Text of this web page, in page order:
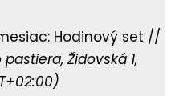
mesiac: Hodinový set //
pastiera, Židovská 1,